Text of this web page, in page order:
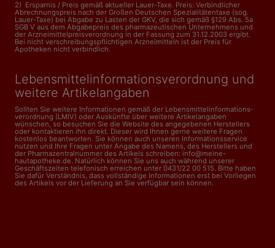
2) Ersparnis / Preis gemäß aktueller Lauer-Taxe. Preis: Verbindlicher
Abrechnungspreis nach der Großen Deutschen Spezialitätentaxe (sog.
Lauer-Taxe) bei Abgabe zu Lasten der GKV, die sich gemäß §129 Abs. 5a
SGB V aus dem Abgabepreis des pharmazeutischen Unternehmens und
der Arzneimittelpreisverordnung in der Fassung zum 31.12.2003 ergibt.
Bei nicht verschreibungspflichtigen Arzneimitteln ist der Preis für
Apotheken nicht verbindlich.
Lebensmittelinformations­verordnung und
weitere Artikelangaben
Sollten Sie weitere Informationen gemäß der Lebensmittel­informations­
verordnung (LMIV) oder Auskünfte über weitere Artikelangaben
wünschen, so besuchen Sie die Website des angegebenen Herstellers
oder kontaktieren ihn direkt. Dieser wird Ihnen gerne weitere Fragen
kostenlos beantworten. Sie können auch unseren Informationsservice
nutzen und Ihre Fragen unter Angabe des Namens, des Herstellers und
der Pharmazentralnummer des Artikels schreiben: info@meine-
hautapotheke.de. Natürlich können Sie uns auch während unserer
Geschäftszeiten telefonisch erreichen unter 0431/22 00 515. Bitte haben
Sie dafür Verständnis, dass vollständige Informationen erst bei Vorliegen
des Artikels vor der Lieferung an Sie verfügbar sein können.